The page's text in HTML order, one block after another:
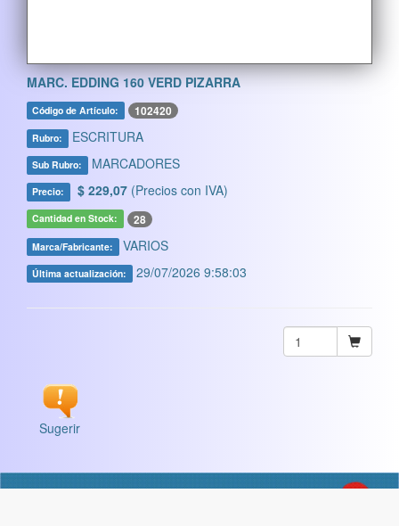
MARC. EDDING 160 VERD PIZARRA
Código de Artículo: 102420
Rubro: ESCRITURA
Sub Rubro: MARCADORES
Precio: $ 229,07 (Precios con IVA)
Cantidad en Stock: 28
Marca/Fabricante: VARIOS
Última actualización: 29/07/2026 9:58:03
Sugerir